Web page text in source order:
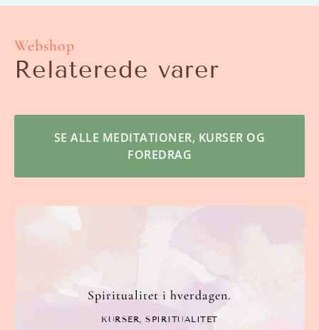
Webshop
Relaterede varer
SE ALLE MEDITATIONER, KURSER OG
FOREDRAG
Spiritualitet i hverdagen.
KURSER ,SPIRITUALITET